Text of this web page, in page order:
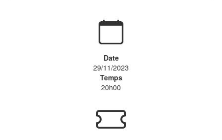
Date
29/11/2023
Temps
20h00